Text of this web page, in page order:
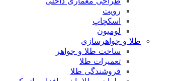
رویت
اسکچاپ
لومیون
طلا و جواهرسازی
ساخت طلا و جواهر
تعمیرات طلا
فروشندگی طلا